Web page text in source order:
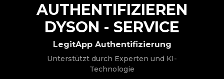
LegitApp Authentifizierung
Unterstützt durch Experten und KI-
Technologie
AUTHENTIFIZIEREN
DYSON - SERVICE